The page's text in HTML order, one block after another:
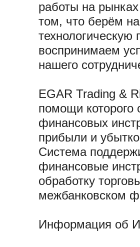
работы на
том, что берём
воспринимаем
нашего
EGAR Trading &
помощи которого
финансовых
прибыли и
Система
финансовые
обработку
межбанковском
Информация об